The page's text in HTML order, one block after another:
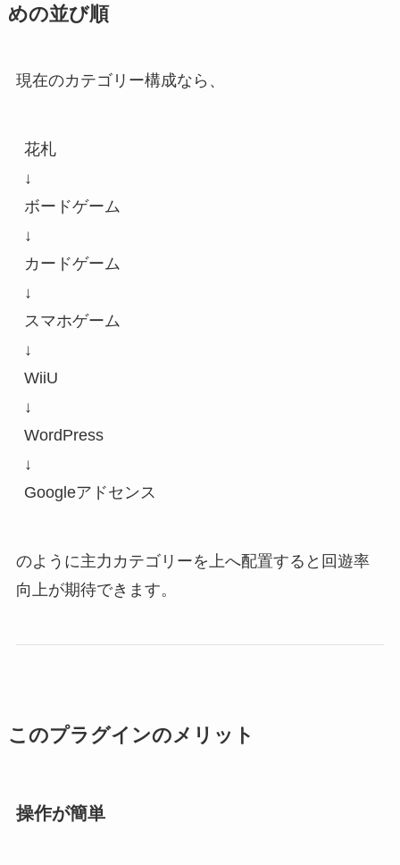
めの並び順
現在のカテゴリー構成なら、
花札
↓
ボードゲーム
↓
カードゲーム
↓
スマホゲーム
↓
WiiU
↓
WordPress
↓
Googleアドセンス
のように主力カテゴリーを上へ配置すると回遊率
向上が期待できます。
このプラグインのメリット
操作が簡単